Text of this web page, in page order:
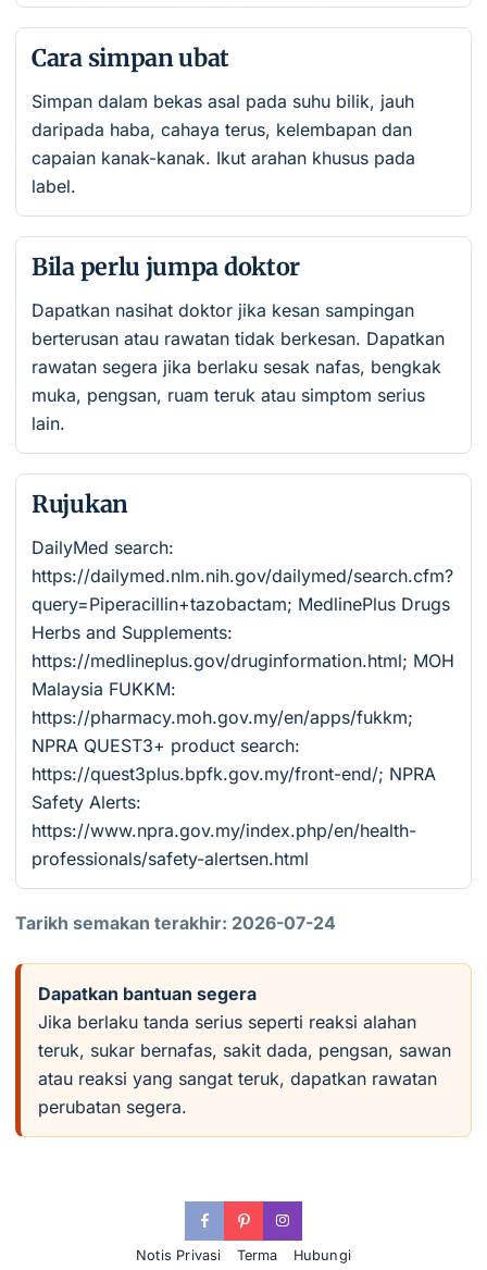
Cara simpan ubat
Simpan dalam bekas asal pada suhu bilik, jauh
daripada haba, cahaya terus, kelembapan dan
capaian kanak-kanak. Ikut arahan khusus pada
label.
Bila perlu jumpa doktor
Dapatkan nasihat doktor jika kesan sampingan
berterusan atau rawatan tidak berkesan. Dapatkan
rawatan segera jika berlaku sesak nafas, bengkak
muka, pengsan, ruam teruk atau simptom serius
lain.
Rujukan
DailyMed search:
https://dailymed.nlm.nih.gov/dailymed/search.cfm?
query=Piperacillin+tazobactam; MedlinePlus Drugs
Herbs and Supplements:
https://medlineplus.gov/druginformation.html; MOH
Malaysia FUKKM:
https://pharmacy.moh.gov.my/en/apps/fukkm;
NPRA QUEST3+ product search:
https://quest3plus.bpfk.gov.my/front-end/; NPRA
Safety Alerts:
https://www.npra.gov.my/index.php/en/health-
professionals/safety-alertsen.html
Tarikh semakan terakhir: 2026-07-24
Dapatkan bantuan segera
Jika berlaku tanda serius seperti reaksi alahan
teruk, sukar bernafas, sakit dada, pengsan, sawan
atau reaksi yang sangat teruk, dapatkan rawatan
perubatan segera.
Notis Privasi Terma Hubungi